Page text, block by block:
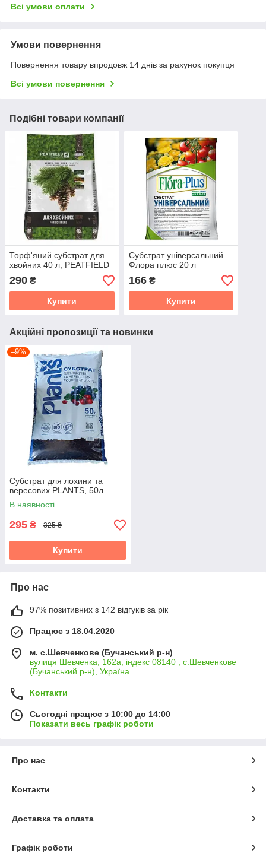
Всі умови оплати
Умови повернення
Повернення товару впродовж 14 днів за рахунок покупця
Всі умови повернення
Подібні товари компанії
Торф'яний субстрат для
хвойних 40 л, PEATFIELD
290 ₴
Купити
Субстрат універсальний
Флора плюс 20 л
166₴
Купити
Акційні пропозиції та новинки
–9%
Субстрат для лохини та
вересових PLANTS, 50л
В наявності
295 ₴ 325 ₴
Купити
Про нас
97% позитивних з 142 відгуків за рік
Працює з 18.04.2020
м. с.Шевченкове (Бучанський р-н)
вулиця Шевченка, 162а, індекс 08140 , с.Шевченкове
(Бучанський р-н), Україна
Контакти
Сьогодні працює з 10:00 до 14:00
Показати весь графік роботи
Про нас
Контакти
Доставка та оплата
Графік роботи